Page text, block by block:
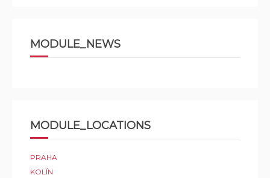
MODULE_NEWS
MODULE_LOCATIONS
PRAHA
KOLÍN